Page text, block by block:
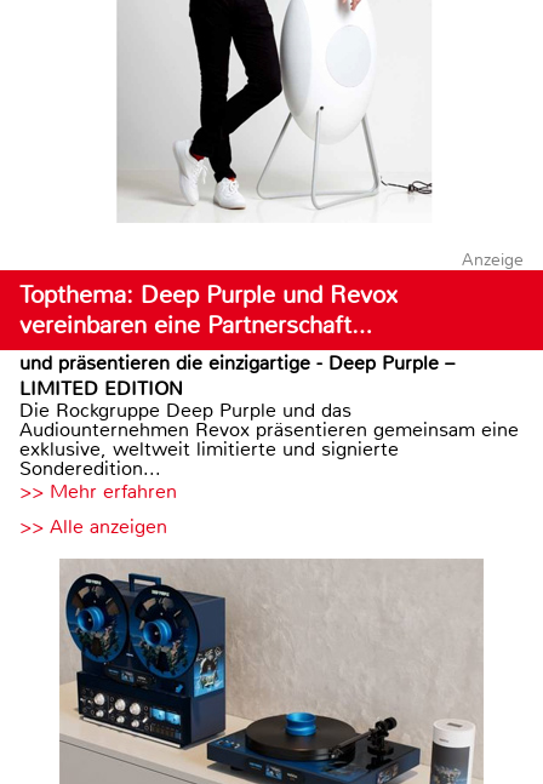
Anzeige
Topthema: Deep Purple und Revox
vereinbaren eine Partnerschaft…
und präsentieren die einzigartige - Deep Purple –
LIMITED EDITION
Die Rockgruppe Deep Purple und das
Audiounternehmen Revox präsentieren gemeinsam eine
exklusive, weltweit limitierte und signierte
Sonderedition...
>> Mehr erfahren
>> Alle anzeigen